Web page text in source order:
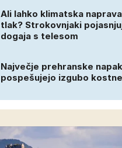
Ali lahko klimatska
tlak? Strokovnjaki
dogaja s telesom
Največje prehranske
pospešujejo izgubo